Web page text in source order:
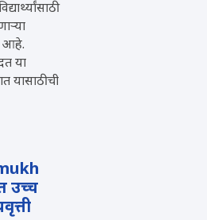
आहे.
या
यासाठीची
उच्च